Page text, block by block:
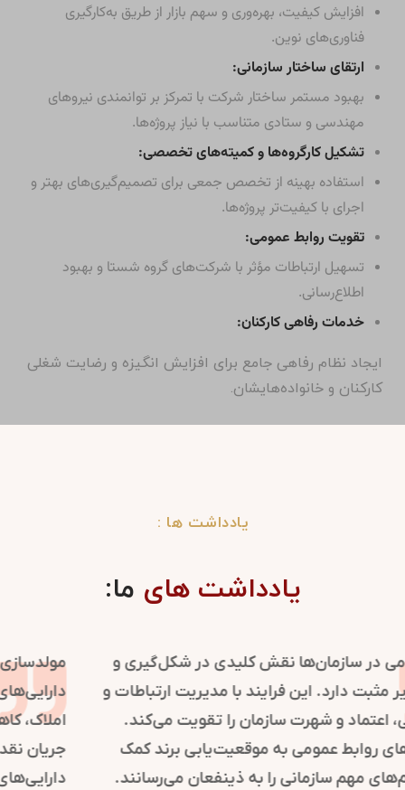
افزایش کیفیت، بهره‌وری و سهم بازار از طریق به‌کارگیری
فناوری‌های نوین.
ارتقای ساختار سازمانی:
بهبود مستمر ساختار شرکت با تمرکز بر توانمندی نیروهای
مهندسی و ستادی متناسب با نیاز پروژه‌ها.
تشکیل کارگروه‌ها و کمیته‌های تخصصی:
استفاده بهینه از تخصص جمعی برای تصمیم‌گیری‌های بهتر و
اجرای با کیفیت‌تر پروژه‌ها.
تقویت روابط عمومی:
تسهیل ارتباطات مؤثر با شرکت‌های گروه شستا و بهبود
اطلاع‌رسانی.
خدمات رفاهی کارکنان:
ایجاد نظام رفاهی جامع برای افزایش انگیزه و رضایت شغلی
کارکنان و خانواده‌هایشان.
یادداشت ها :
یادداشت های ما:
روابط عمومی در سازمان‌ها نقش کلیدی در شکل‌گیری و
حفظ تصویر مثبت دارد. این فرایند با مدیریت ارتباطات و
اطلاع‌رسانی، اعتماد و شهرت سازمان را تقویت می‌کند.
استراتژی‌های روابط عمومی به موقعیت‌یابی برند کمک
کرده و پیام‌های مهم سازمانی را به ذینفعان می‌رسانند.